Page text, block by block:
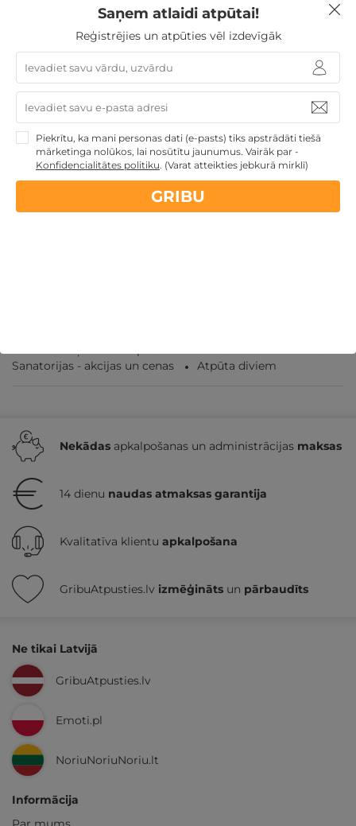
3 naktis ar pilnu ēdināšanu un 8 procedūras
DIVIEM
Gradiali Palanga
Sanatorijas - akcijas un cenas
Atpūta diviem
Nekādas apkalpošanas un administrācijas maksas
14 dienu naudas atmaksas garantija
Kvalitatīva klientu apkalpošana
GribuAtpusties.lv izmēģināts un pārbaudīts
Ne tikai Latvijā
GribuAtpusties.lv
Emoti.pl
NoriuNoriuNoriu.lt
Informācija
Saņem atlaidi atpūtai!
Reģistrējies un atpūties vēl izdevīgāk
Piekrītu, ka mani personas dati (e-pasts) tiks apstrādāti tiešā
mārketinga nolūkos, lai nosūtītu jaunumus. Vairāk par -
Konfidencialitātes politiku. (Varat atteikties jebkurā mirklī)
GRIBU